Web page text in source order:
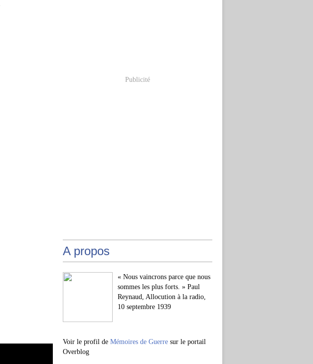
Publicité
A propos
« Nous vaincrons parce que nous
sommes les plus forts. » Paul
Reynaud, Allocution à la radio,
10 septembre 1939
Voir le profil de Mémoires de Guerre sur le portail
Overblog